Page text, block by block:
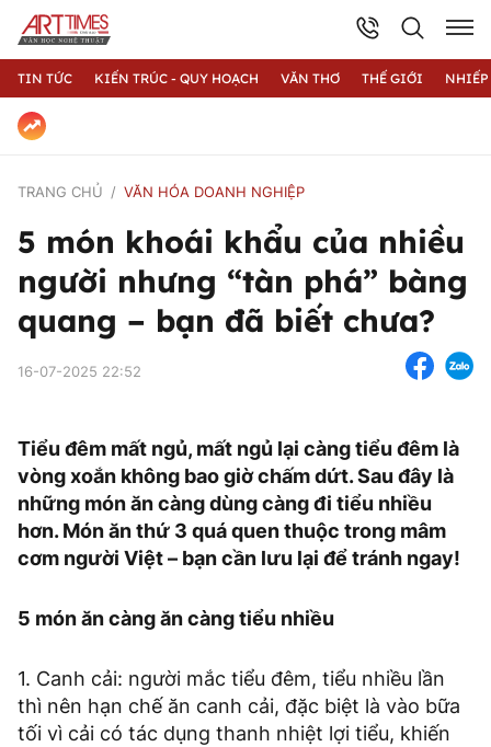
TIN TỨC KIẾN TRÚC - QUY HOẠCH VĂN THƠ THẾ GIỚI
TRANG CHỦ VĂN HÓA DOANH NGHIỆP
5 món khoái khẩu của nhiều
người nhưng “tàn phá” bàng
quang – bạn đã biết chưa?
16-07-2025 22:52
Tiểu đêm mất ngủ, mất ngủ lại càng tiểu đêm là
vòng xoắn không bao giờ chấm dứt. Sau đây là
những món ăn càng dùng càng đi tiểu nhiều
hơn. Món ăn thứ 3 quá quen thuộc trong mâm
cơm người Việt – bạn cần lưu lại để tránh ngay!
5 món ăn càng ăn càng tiểu nhiều
1. Canh cải: người mắc tiểu đêm, tiểu nhiều lần
thì nên hạn chế ăn canh cải, đặc biệt là vào bữa
tối vì cải có tác dụng thanh nhiệt lợi tiểu, khiến